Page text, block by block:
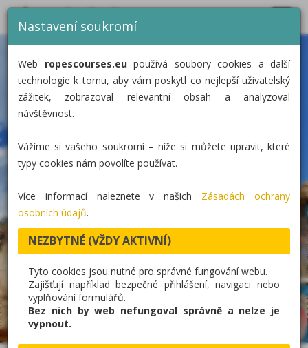
KATEGORIE
KONTAKT
MÁM ZÁJEM
Nastavení soukromí
Web ropescourses.eupoužívá soubory cookies a další
technologie k tomu, aby vám poskytl co nejlepší uživatelský
zážitek, zobrazoval relevantní obsah a analyzoval
návštěvnost.
Vážíme si vašeho soukromí – níže si můžete upravit, které
typy cookies nám povolíte používat.
Více informací naleznete v našich Zásadách ochrany
osobních údajů.
NEZBYTNÉ (VŽDY AKTIVNÍ)
Tyto cookies jsou nutné pro správné fungování webu.
Zajišťují například bezpečné přihlášení, navigaci nebo
vyplňování formulářů.
Bez nich by web nefungoval správně a nelze je
vypnout.